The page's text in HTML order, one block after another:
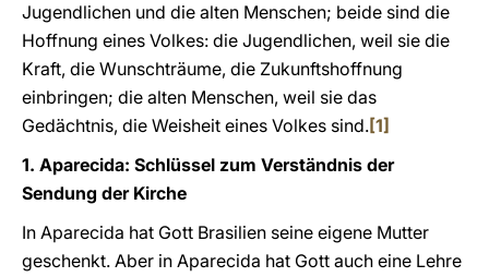
Jugendlichen und die alten Menschen; beide sind die
Hoffnung eines Volkes: die Jugendlichen, weil sie die
Kraft, die Wunschträume, die Zukunftshoffnung
einbringen; die alten Menschen, weil sie das
Gedächtnis, die Weisheit eines Volkes sind.[1]
1. Aparecida: Schlüssel zum Verständnis der
Sendung der Kirche
In Aparecida hat Gott Brasilien seine eigene Mutter
geschenkt. Aber in Aparecida hat Gott auch eine Lehre